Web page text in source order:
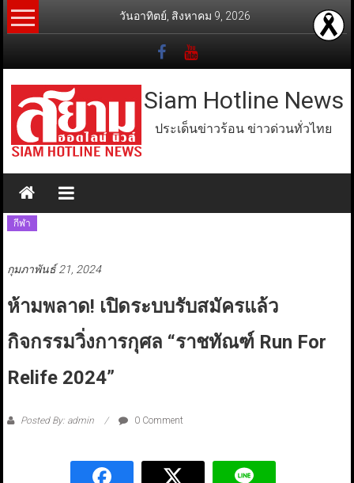
Skip
to
วันอาทิตย์, สิงหาคม 9, 2026
Siam Hotline News
ประเด็นข่าวร้อน ข่าวด่วนทั่วไทย
กีฬา
กุมภาพันธ์ 21, 2024
ห้ามพลาด! เปิดระบบรับสมัครแล้ว
กิจกรรมวิ่งการกุศล “ราชทัณฑ์ Run For
Relife 2024”
Posted By: admin 0 Comment